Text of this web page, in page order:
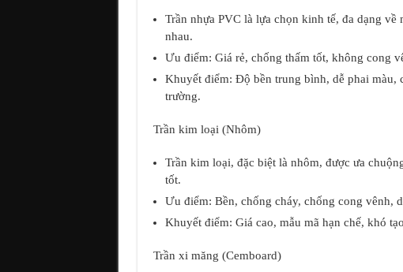
Trần nhựa PVC là lựa chọn kinh tế, đa dạng
nhau.
Ưu điểm: Giá rẻ, chống thấm tốt, không cong
Khuyết điểm: Độ bền trung bình, dễ phai màu,
trường.
Trần kim loại (Nhôm)
Trần kim loại, đặc biệt là nhôm, được ưa
tốt.
Ưu điểm: Bền, chống cháy, chống cong vênh,
Khuyết điểm: Giá cao, mẫu mã hạn chế, khó
Trần xi măng (Cemboard)